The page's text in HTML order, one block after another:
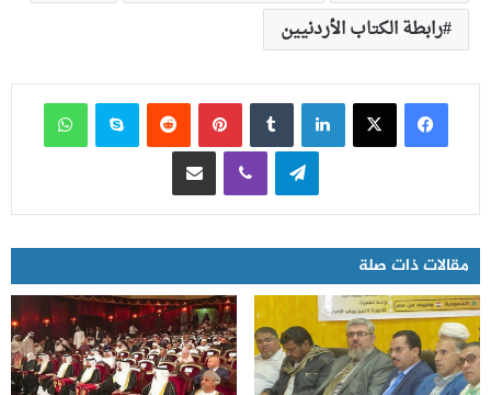
رابطة الكتاب الأردنيين
فيسبوك ‫X لينكدإن بينتيريست سكايب
تيلقرام
ڤايبر مشاركة عبر البريد
مقالات ذات صلة